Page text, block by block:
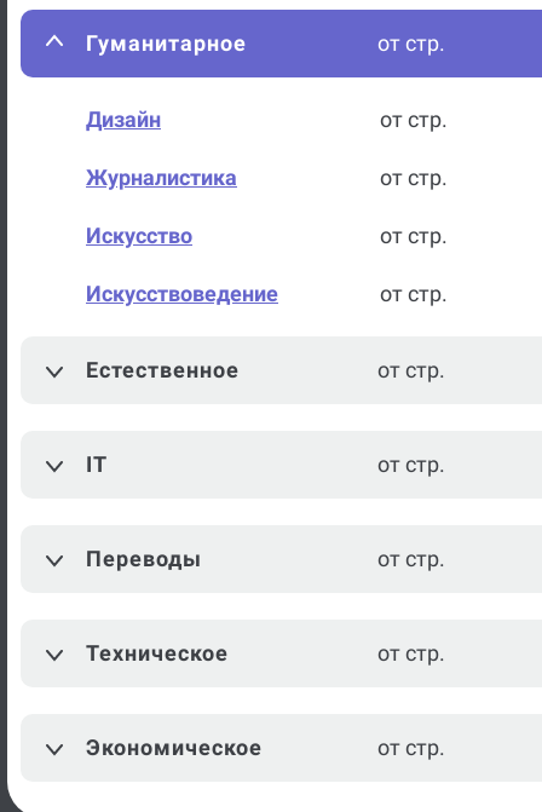
Гуманитарное от стр.
Дизайн от стр.
Журналистика от стр.
Искусство от стр.
Искусствоведение от стр.
История искусств
Теория государства и права от стр.
История Отечества от стр.
Естественное от стр.
IT от стр.
Переводы от стр.
Техническое от стр.
Экономическое от стр.